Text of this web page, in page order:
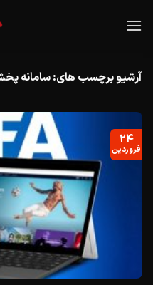
آرشیو برچسب های:سامانه
۲۴
فروردین